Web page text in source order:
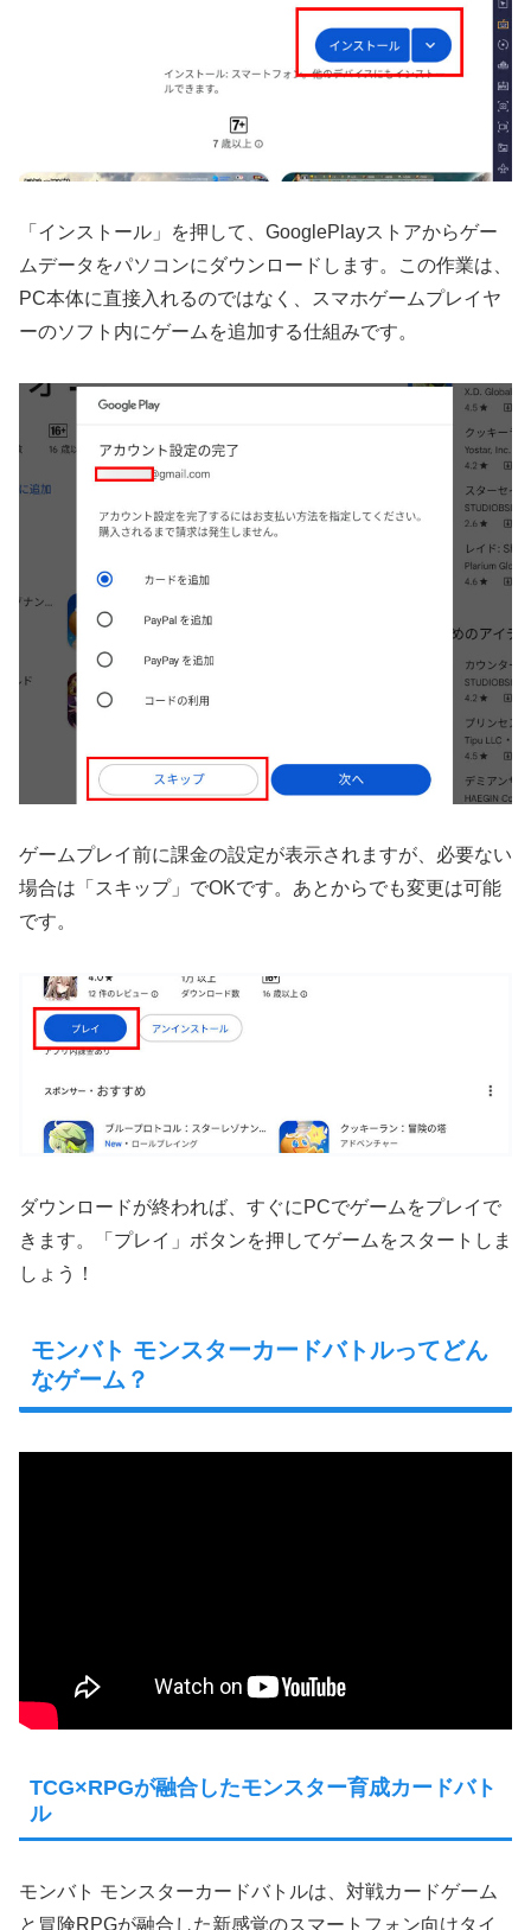
「インストール」を押して、GooglePlayストアからゲー
ムデータをパソコンにダウンロードします。この作業は、
PC本体に直接入れるのではなく、スマホゲームプレイヤ
ーのソフト内にゲームを追加する仕組みです。
ゲームプレイ前に課金の設定が表示されますが、必要ない
場合は「スキップ」でOKです。あとからでも変更は可能
です。
ダウンロードが終われば、すぐにPCでゲームをプレイで
きます。「プレイ」ボタンを押してゲームをスタートしま
しょう！
モンバト モンスターカードバトルってどん
なゲーム？
TCG×RPGが融合したモンスター育成カードバト
ル
モンバト モンスターカードバトルは、対戦カードゲーム
と冒険RPGが融合した新感覚のスマートフォン向けタイ